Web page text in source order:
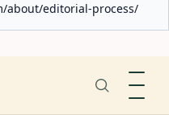
about/editorial-process/